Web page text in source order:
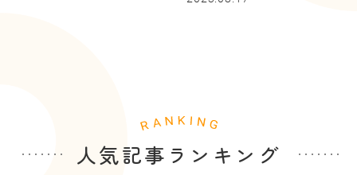
人気記事ランキング